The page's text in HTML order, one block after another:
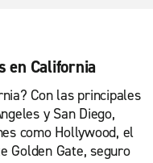
en California
Con las principales
y San Diego,
como Hollywood, el
Golden Gate, seguro